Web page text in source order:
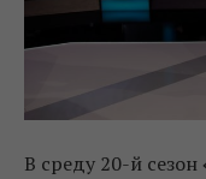
В среду 20-й сезон